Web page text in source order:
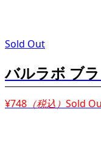
Sold Out
バルラボ ブ
¥748 （税込） Sold